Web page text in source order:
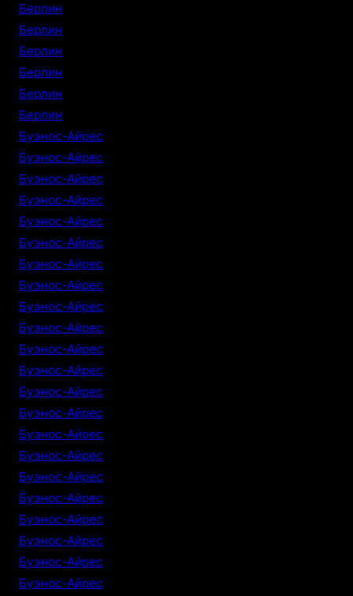
Берлин
Берлин
Берлин
Берлин
Берлин
Берлин
Буэнос-Айрес
Буэнос-Айрес
Буэнос-Айрес
Буэнос-Айрес
Буэнос-Айрес
Буэнос-Айрес
Буэнос-Айрес
Буэнос-Айрес
Буэнос-Айрес
Буэнос-Айрес
Буэнос-Айрес
Буэнос-Айрес
Буэнос-Айрес
Буэнос-Айрес
Буэнос-Айрес
Буэнос-Айрес
Буэнос-Айрес
Буэнос-Айрес
Буэнос-Айрес
Буэнос-Айрес
Буэнос-Айрес
Буэнос-Айрес